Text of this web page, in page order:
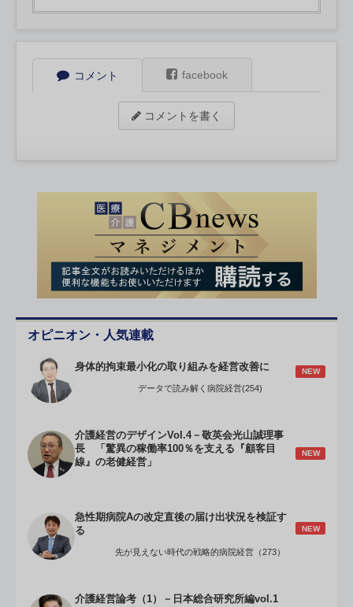
コメント facebook
コメントを書く
オピニオン・人気連載
身体的拘束最小化の取り組みを経営改善に NEW
データで読み解く病院経営(254)
介護経営のデザインVol.4－敬英会光山誠理事
長 「驚異の稼働率100％を支える『顧客目
線』の老健経営」
NEW
急性期病院Aの改定直後の届け出状況を検証す
る
NEW
先が見えない時代の戦略的病院経営（273）
介護経営論考（1）－日本総合研究所編vol.1